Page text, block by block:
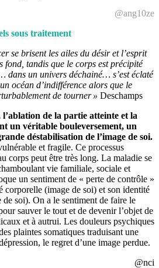
@ang10ze
sous traitement
se brisent les ailes du désir et l’esprit
fond, tandis que le corps est précipité
dans un univers déchainé… s’est éclaté
océan d’indifférence alors que le
de tourner » Deschamps
l’ablation de la partie atteinte et la
un véritable bouleversement, un
déstabilisation de l’image de soi.
et fragile. Ce processus
corps peut être très long. La maladie se
vie familiale, sociale et
un sentiment de « perte de contrôle »
corporelle (image de soi) et son identité
soi). On a le sentiment de faire le
sauver le tout et de devenir l’objet de
et à autrui. Les douleurs psychiques
plaintes somatiques traduisant une
le regret d’une image perdue.
@nci